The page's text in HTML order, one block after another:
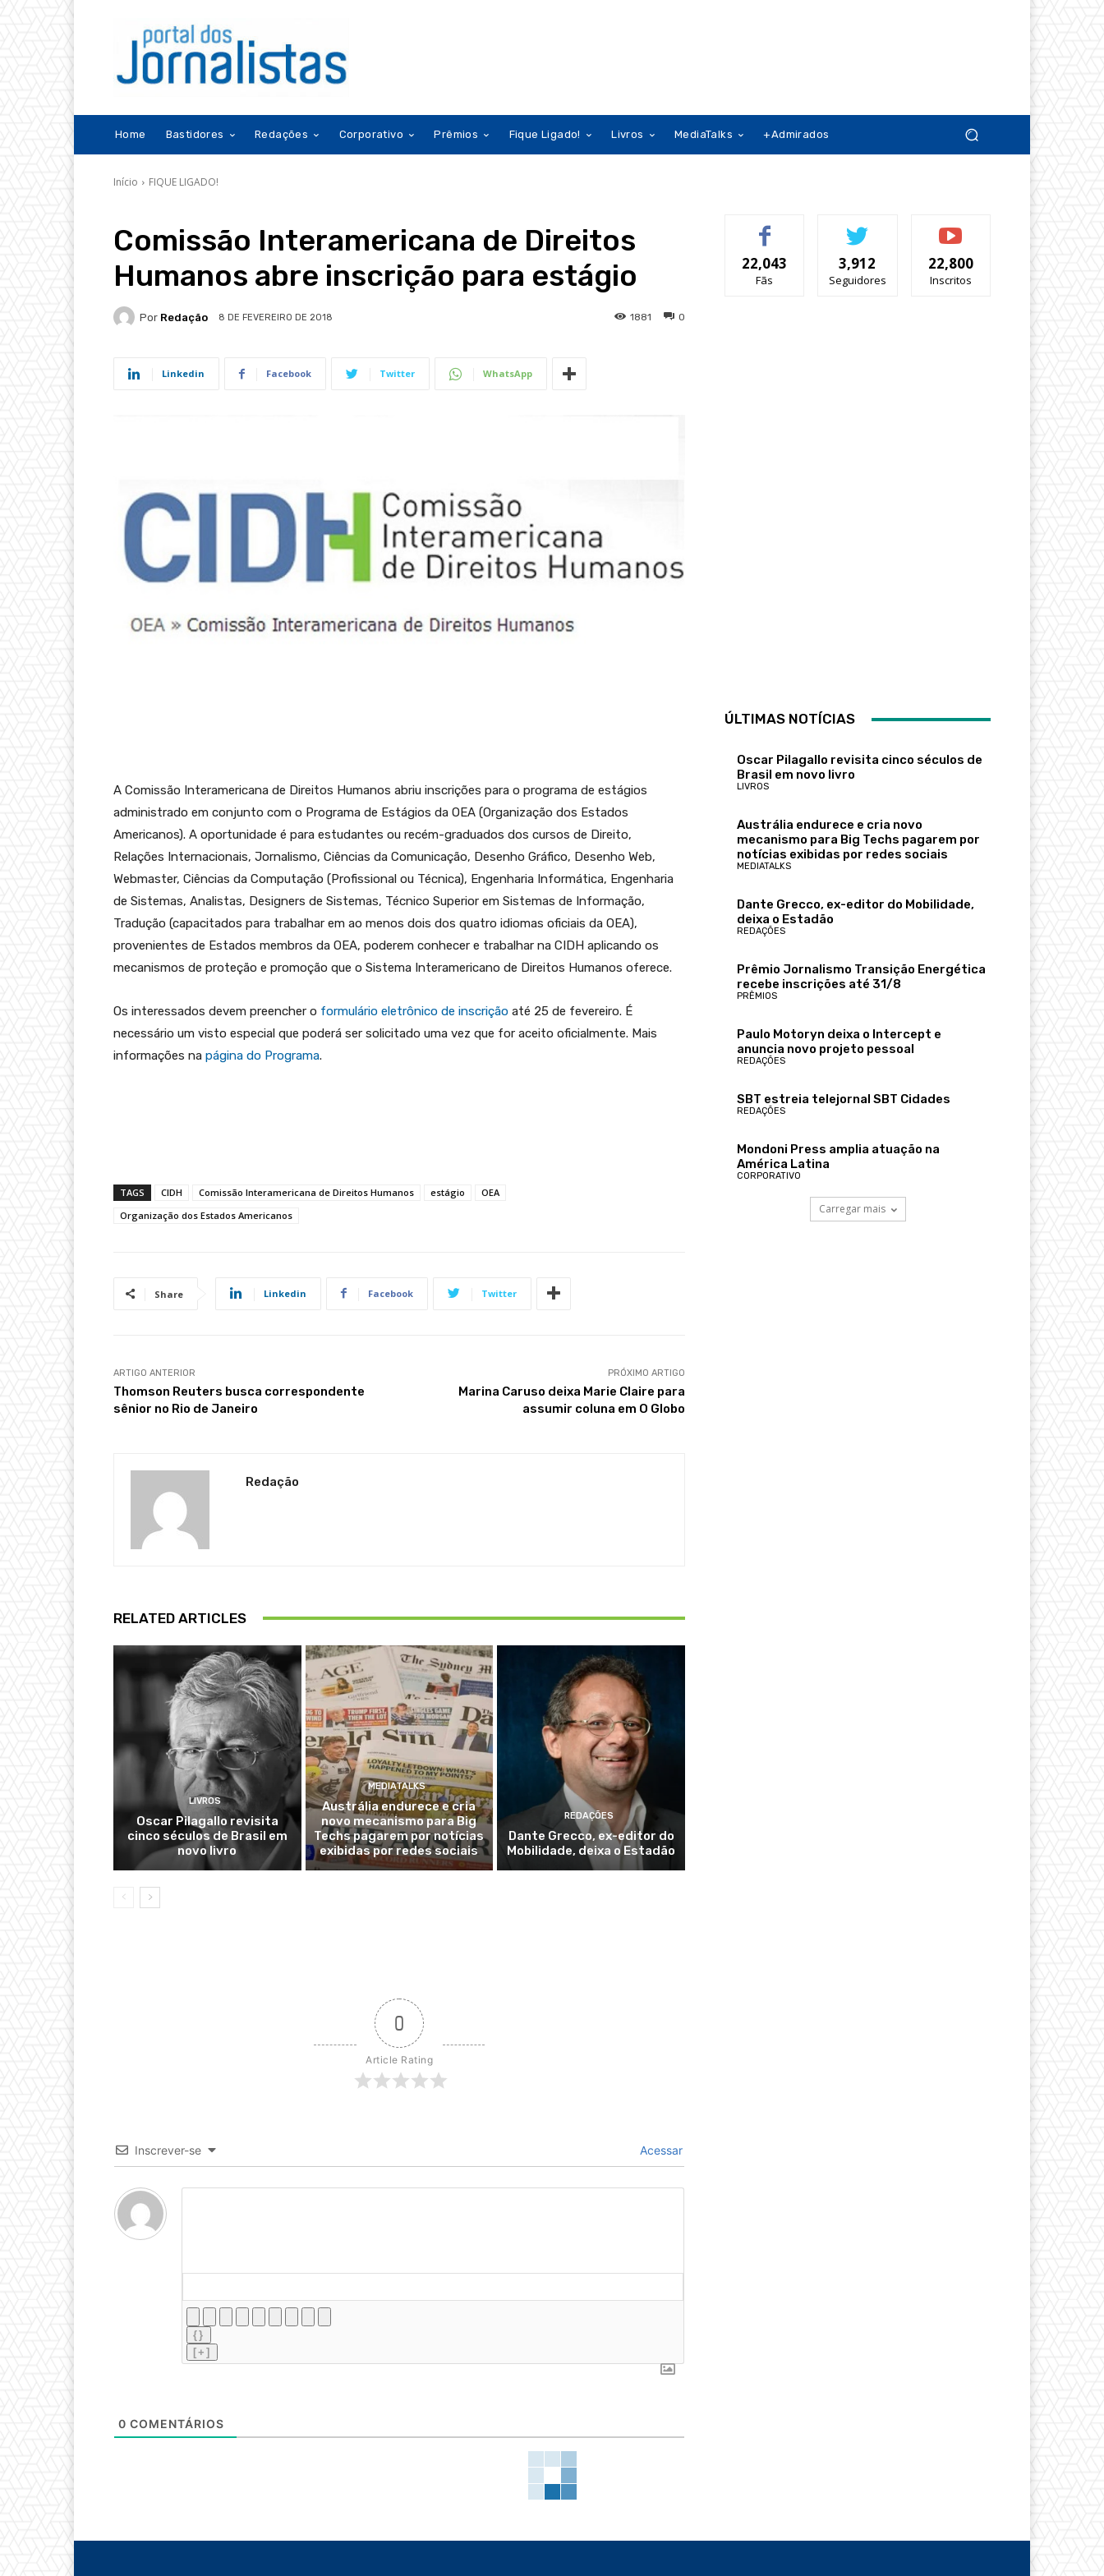
Home Bastidores Redações Corporativo Prêmios Fique Ligado! Livros MediaTalks +Admirados
Início FIQUE LIGADO!
Comissão Interamericana de Direitos
Humanos abre inscrição para estágio
Por Redação 8 DE FEVEREIRO DE 2018 0
1881
Linkedin Facebook Twitter WhatsApp
A Comissão Interamericana de Direitos Humanos abriu inscrições para o programa de estágios
administrado em conjunto com o Programa de Estágios da OEA (Organização dos Estados
Americanos). A oportunidade é para estudantes ou recém-graduados dos cursos de Direito,
Relações Internacionais, Jornalismo, Ciências da Comunicação, Desenho Gráfico, Desenho Web,
Webmaster, Ciências da Computação (Profissional ou Técnica), Engenharia Informática, Engenharia
de Sistemas, Analistas, Designers de Sistemas, Técnico Superior em Sistemas de Informação,
Tradução (capacitados para trabalhar em ao menos dois dos quatro idiomas oficiais da OEA),
provenientes de Estados membros da OEA, poderem conhecer e trabalhar na CIDH aplicando os
mecanismos de proteção e promoção que o Sistema Interamericano de Direitos Humanos oferece.
Os interessados devem preencher o formulário eletrônico de inscrição até 25 de fevereiro. É
necessário um visto especial que poderá ser solicitado uma vez que for aceito oficialmente. Mais
informações na página do Programa.
TAGS CIDH Comissão Interamericana de Direitos Humanos estágio
OEA
Organização dos Estados Americanos
Share Linkedin Facebook Twitter
ARTIGO ANTERIOR
Thomson Reuters busca correspondente
sênior no Rio de Janeiro
PRÓXIMO ARTIGO
Marina Caruso deixa Marie Claire para
assumir coluna em O Globo
Redação
RELATED ARTICLES
LIVROS
Oscar Pilagallo revisita
cinco séculos de Brasil em
novo livro
MEDIATALKS
Austrália endurece e cria
novo mecanismo para Big
Techs pagarem por notícias
exibidas por redes sociais
REDAÇÕES
Dante Grecco, ex-editor do
Mobilidade, deixa o Estadão
0
Article Rating
Inscrever-se Acessar
{}
[+]
0 COMENTÁRIOS
22,043
Fãs
3,912
Seguidores
22,800
Inscritos
ÚLTIMAS NOTÍCIAS
Oscar Pilagallo revisita cinco séculos de
Brasil em novo livro
LIVROS
Austrália endurece e cria novo
mecanismo para Big Techs pagarem por
notícias exibidas por redes sociais
MEDIATALKS
Dante Grecco, ex-editor do Mobilidade,
deixa o Estadão
REDAÇÕES
Prêmio Jornalismo Transição Energética
recebe inscrições até 31/8
PRÊMIOS
Paulo Motoryn deixa o Intercept e
anuncia novo projeto pessoal
REDAÇÕES
SBT estreia telejornal SBT Cidades
REDAÇÕES
Mondoni Press amplia atuação na
América Latina
CORPORATIVO
Carregar mais